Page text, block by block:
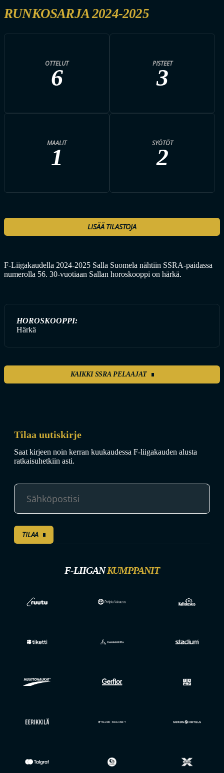
RUNKOSARJA 2024-2025
OTTELUT
6
PISTEET
3
MAALIT
1
SYÖTÖT
2
LISÄÄ TILASTOJA
F-Liigakaudella 2024-2025 Salla Suomela nähtiin SSRA-paidassa
numerolla 56. 30-vuotiaan Sallan horoskooppi on härkä.
HOROSKOOPPI:
Härkä
KAIKKI SSRA PELAAJAT
Tilaa uutiskirje
Saat kirjeen noin kerran kuukaudessa F-liigakauden alusta
ratkaisuhetkiin asti.
TILAA
F-LIIGANKUMPPANIT